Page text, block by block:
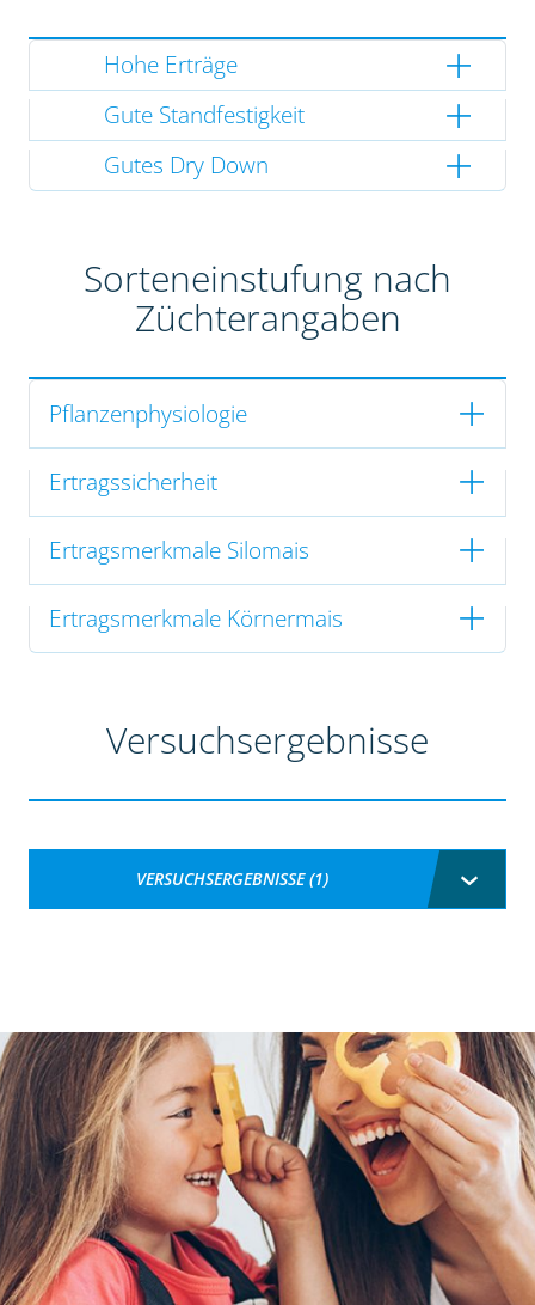
Hohe Erträge
Gute Standfestigkeit
Gutes Dry Down
Sorteneinstufung nach
Züchterangaben
Pflanzenphysiologie
Ertragssicherheit
Ertragsmerkmale Silomais
Ertragsmerkmale Körnermais
Versuchsergebnisse
VERSUCHSERGEBNISSE (1)